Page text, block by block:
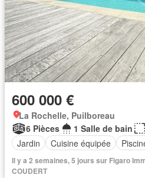
600 000 €
La Rochelle, Puilboreau
6 Pièces
1 Salle de bain
Jardin
Cuisine équipée
Il y a 2 semaines, 5 jours sur Figaro
COUDERT